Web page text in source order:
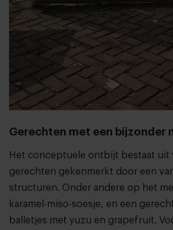
Gerechten met een bijzonder
Het conceptuele ontbijt bestaat uit
gerechten gekenmerkt door een
structuren. Onder andere op het
karamel-miso-soesje, en een
balletjes met yuzu en grapefruit.